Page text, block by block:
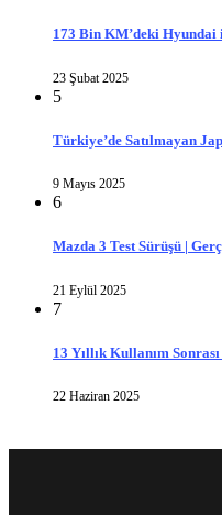
173 Bin KM’deki Hyundai
23 Şubat 2025
5
Türkiye’de Satılmayan
9 Mayıs 2025
6
Mazda 3 Test Sürüşü |
21 Eylül 2025
7
13 Yıllık Kullanım
22 Haziran 2025